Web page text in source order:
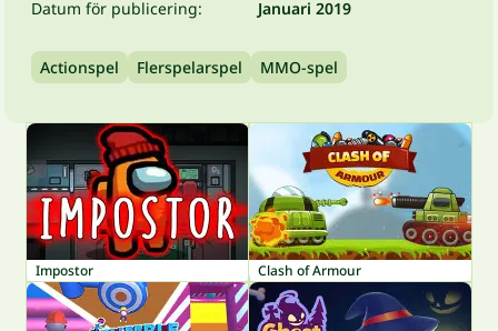
Datum för publicering:
Januari 2019
Actionspel Flerspelarspel MMO-spel
Impostor Clash of Armour